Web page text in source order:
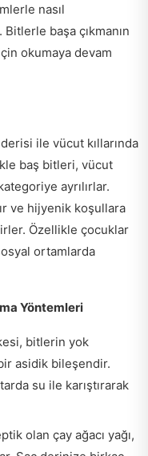
nasıl
başa çıkmanın
okumaya devam
ile vücut kıllarında
baş bitleri, vücut
ayrılırlar.
ve hijyenik koşullara
Özellikle çocuklar
ortamlarda
Yöntemleri
bitlerin yok
asidik bileşendir.
su ile karıştırarak
olan çay ağacı yağı,